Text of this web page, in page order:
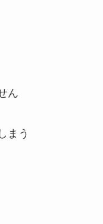
ん
まう